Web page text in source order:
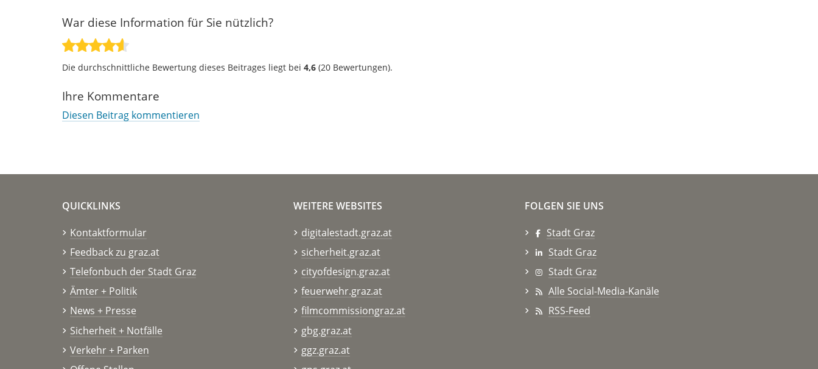
War diese Information für Sie nützlich?
Die durchschnittliche Bewertung dieses Beitrages liegt bei 4,6 (20 Bewertungen).
Ihre Kommentare
Diesen Beitrag kommentieren
QUICKLINKS
Kontaktformular
Feedback zu graz.at
Telefonbuch der Stadt Graz
Ämter + Politik
News + Presse
Sicherheit + Notfälle
Verkehr + Parken
WEITERE WEBSITES
digitalestadt.graz.at
sicherheit.graz.at
cityofdesign.graz.at
feuerwehr.graz.at
filmcommissiongraz.at
gbg.graz.at
ggz.graz.at
FOLGEN SIE UNS
Stadt Graz
Stadt Graz
Stadt Graz
Alle Social-Media-Kanäle
RSS-Feed